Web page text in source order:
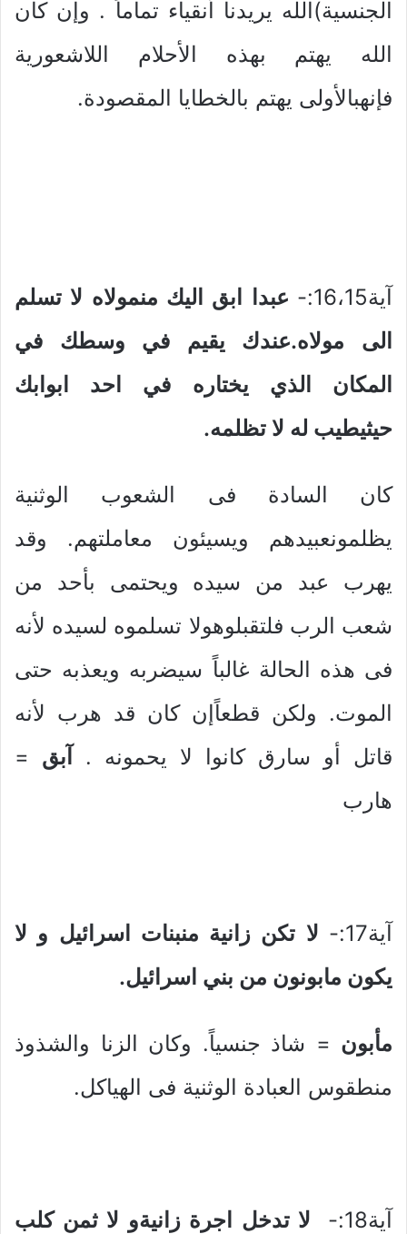
الجنسية)الله يريدنا أنقياء تماماً . وإن كان
الله يهتم بهذه الأحلام اللاشعورية
فإنهبالأولى يهتم بالخطايا المقصودة.
آية16،15:-
عبدا ابق اليك منمولاه لا تسلم
الى مولاه.عندك يقيم في وسطك في
المكان الذي يختاره في احد ابوابك
حيثيطيب له لا تظلمه.
كان السادة فى الشعوب الوثنية
يظلمونعبيدهم ويسيئون معاملتهم. وقد
يهرب عبد من سيده ويحتمى بأحد من
شعب الرب فلتقبلوهولا تسلموه لسيده لأنه
فى هذه الحالة غالباً سيضربه ويعذبه حتى
الموت. ولكن قطعاًإن كان قد هرب لأنه
قاتل أو سارق كانوا لا يحمونه .
آبق =
هارب
آية17:-
لا تكن زانية منبنات اسرائيل و لا
يكون مابونون من بني اسرائيل.
مأبون = شاذ جنسياً. وكان الزنا والشذوذ
منطقوس العبادة الوثنية فى الهياكل.
آية18:-
لا تدخل اجرة زانيةو لا ثمن كلب